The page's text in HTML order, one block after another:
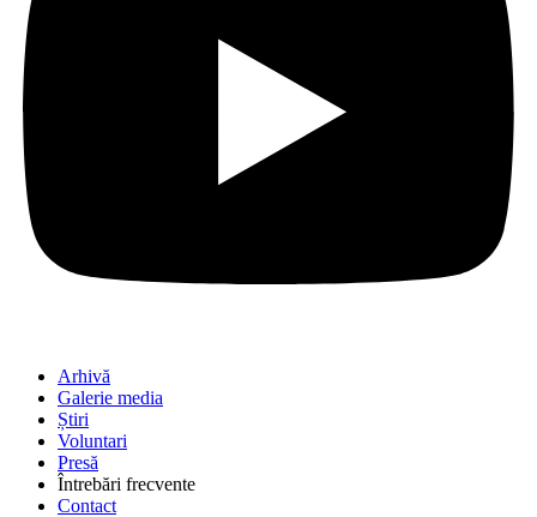
Arhivă
Galerie media
Știri
Voluntari
Presă
Întrebări frecvente
Contact